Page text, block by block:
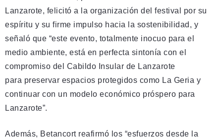
Lanzarote, felicitó a la organización del festival por su
espíritu y su firme impulso hacia la sostenibilidad, y
señaló que “este evento, totalmente inocuo para el
medio ambiente, está en perfecta sintonía con el
compromiso del Cabildo Insular de Lanzarote
para preservar espacios protegidos como La Geria y
continuar con un modelo económico próspero para
Lanzarote”.
Además, Betancort reafirmó los “esfuerzos desde la